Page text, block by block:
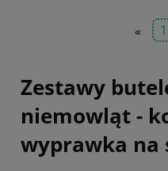
« 1
Zestawy
niemowląt -
wyprawka na